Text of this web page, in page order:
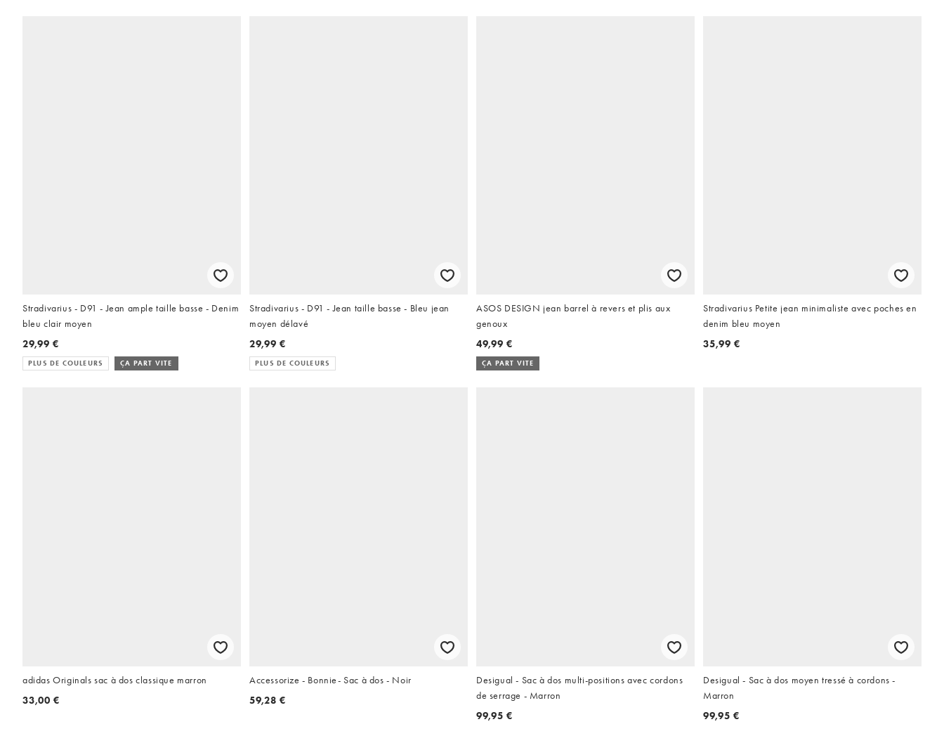
Stradivarius - D91 - Jean ample taille basse - Denim
bleu clair moyen
29,99 €
PLUS DE COULEURS ÇA PART VITE
Stradivarius - D91 - Jean taille basse - Bleu jean
moyen délavé
29,99 €
PLUS DE COULEURS
ASOS DESIGN jean barrel à revers et plis aux
genoux
49,99 €
ÇA PART VITE
Stradivarius Petite jean minimaliste avec poches en
denim bleu moyen
35,99 €
adidas Originals sac à dos classique marron
33,00 €
Accessorize - Bonnie- Sac à dos - Noir
59,28 €
Desigual - Sac à dos multi-positions avec cordons
de serrage - Marron
99,95 €
Desigual - Sac à dos moyen tressé à cordons -
Marron
99,95 €